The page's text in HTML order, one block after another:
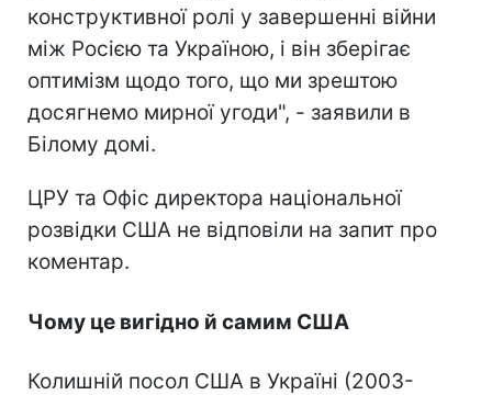
конструктивної ролі у завершенні війни
між Росією та Україною, і він зберігає
оптимізм щодо того, що ми зрештою
досягнемо мирної угоди", - заявили в
Білому домі.
ЦРУ та Офіс директора національної
розвідки США не відповіли на запит про
коментар.
Чому це вигідно й самим США
Колишній посол США в Україні (2003-